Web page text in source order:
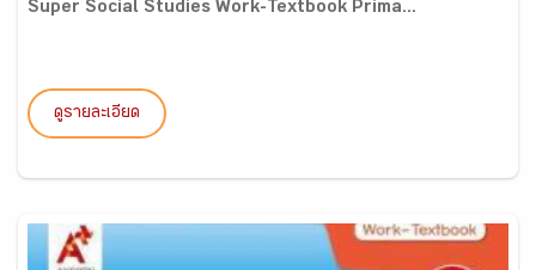
Super Social Studies Work-Textbook Prima...
ดูรายละเอียด